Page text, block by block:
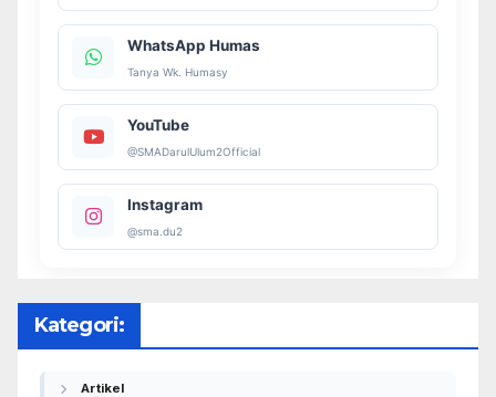
WhatsApp Humas
Tanya Wk. Humasy
YouTube
@SMADarulUlum2Official
Instagram
@sma.du2
Kategori:
Artikel